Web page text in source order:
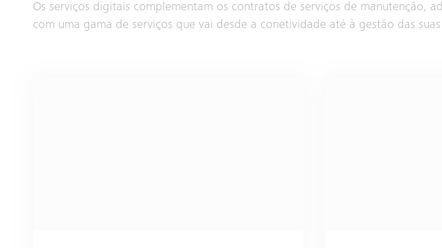
Os serviços digitais complementam os contratos de serviços de manutenção,
com uma gama de serviços que vai desde a conetividade até à gestão das